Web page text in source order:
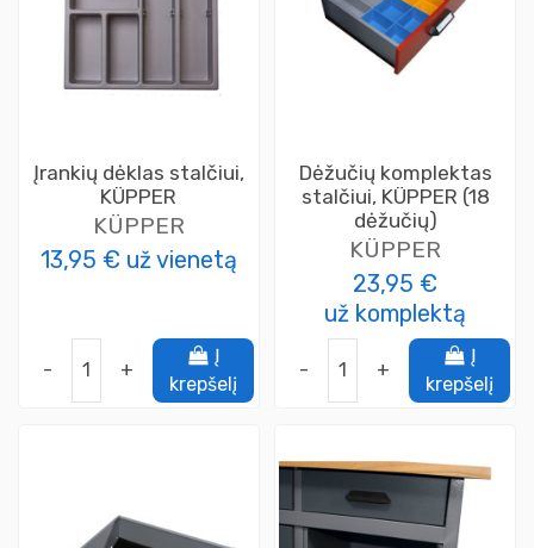
Įrankių dėklas stalčiui,
KÜPPER
KÜPPER
13,95 € už vienetą
- +
Į
krepšelį
Dėžučių komplektas
stalčiui, KÜPPER (18
dėžučių)
KÜPPER
23,95 €
už komplektą
- +
Į
krepšelį